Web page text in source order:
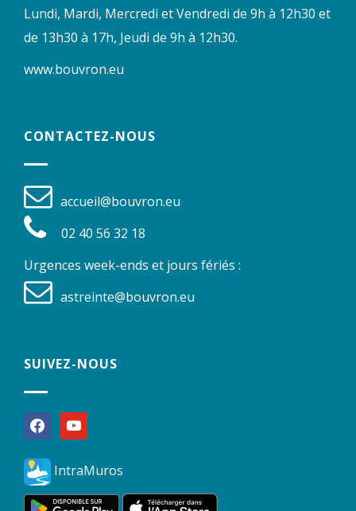
Lundi, Mardi, Mercredi et Vendredi de 9h à 12h30 et
de 13h30 à 17h, Jeudi de 9h à 12h30.
www.bouvron.eu
CONTACTEZ-NOUS
accueil@bouvron.eu
02 40 56 32 18
Urgences week-ends et jours fériés :
astreinte@bouvron.eu
SUIVEZ-NOUS
facebookyoutube
IntraMuros